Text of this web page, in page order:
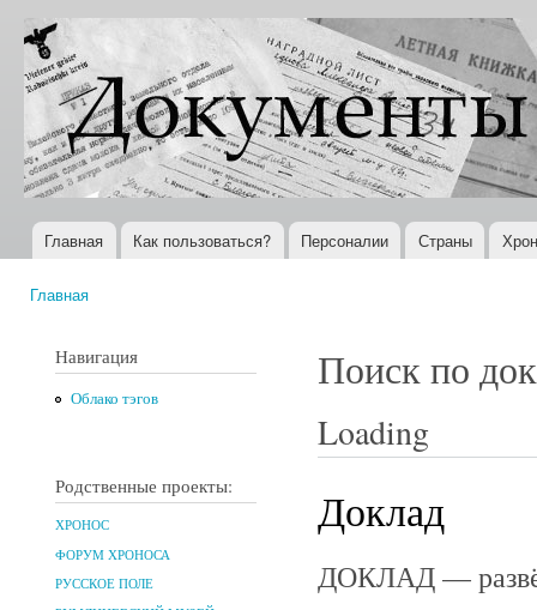
Документы
XX века
Всемирная
история в
Интернете
Главное меню
Главная Как пользоваться? Персоналии Страны
Главная
Навигация
Облако тэгов
Родственные проекты:
ХРОНОС
ФОРУМ ХРОНОСА
РУССКОЕ ПОЛЕ
Поиск по
Loading
Доклад
ДОКЛАД —